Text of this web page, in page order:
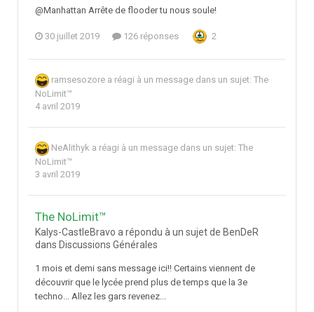
@Manhattan Arrête de flooder tu nous soule!
30 juillet 2019 126 réponses 2
ramsesozore a réagi à un message dans un sujet: The
NoLimit™
4 avril 2019
NeAlithyk a réagi à un message dans un sujet: The
NoLimit™
3 avril 2019
The NoLimit™
Kalys-CastleBravo a répondu à un sujet de BenDeR
dans Discussions Générales
1 mois et demi sans message ici!! Certains viennent de
découvrir que le lycée prend plus de temps que la 3e
techno... Allez les gars revenez...